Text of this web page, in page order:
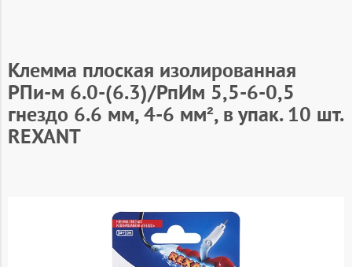
Клемма плоская изолированная
РПи-м 6.0-(6.3)/РпИм 5,5-6-0,5
гнездо 6.6 мм, 4-6 мм², в упак. 10 шт.
REXANT